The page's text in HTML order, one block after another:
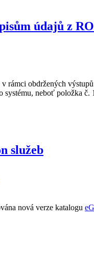
údajů z
rámci obdržených
neboť položka č.
služeb
nová verze katalogu